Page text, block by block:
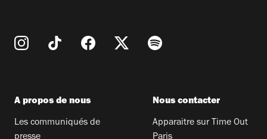
A propos de nous
Les communiqués de
Nous contacter
Apparaitre sur Time Out